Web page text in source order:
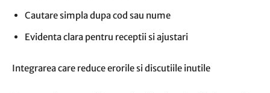
Cautare simpla dupa cod sau nume
Evidenta clara pentru receptii si ajustari
Integrarea care reduce erorile si discutiile inutile